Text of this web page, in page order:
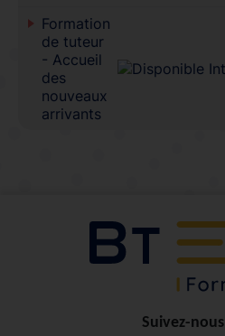
Formation
de tuteur
- Accueil
des
nouveaux
arrivants
Suivez-nous